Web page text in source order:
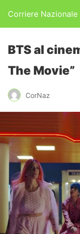
Corriere Nazionale
BTS al
The Movie”
CorNaz